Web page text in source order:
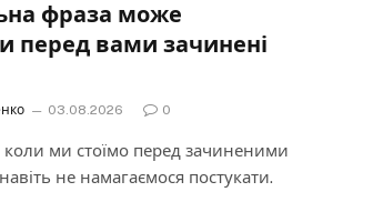
фраза може
перед вами зачинені
03.08.2026 0
ми стоїмо перед зачиненими
не намагаємося постукати.